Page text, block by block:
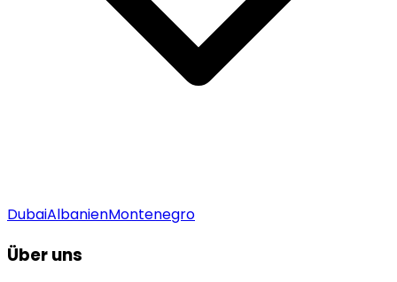
DubaiAlbanienMontenegro
Über uns